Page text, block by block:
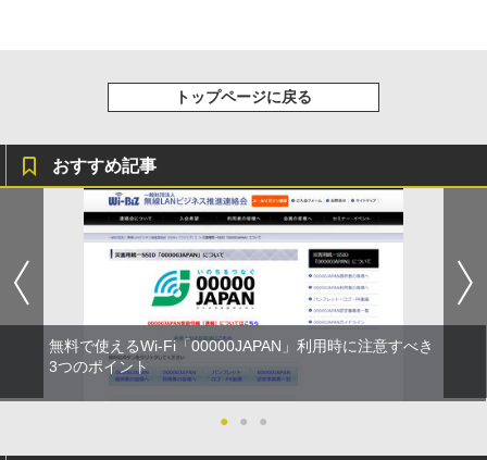
トップページに戻る
おすすめ記事
無料で使えるWi-Fi「00000JAPAN」利用時に注意すべき
3つのポイント
● ● ●